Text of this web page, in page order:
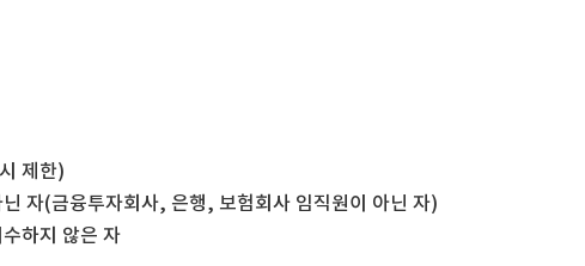
제한)
자(금융투자회사, 은행, 보험회사 임직원이 아닌 자)
하지 않은 자